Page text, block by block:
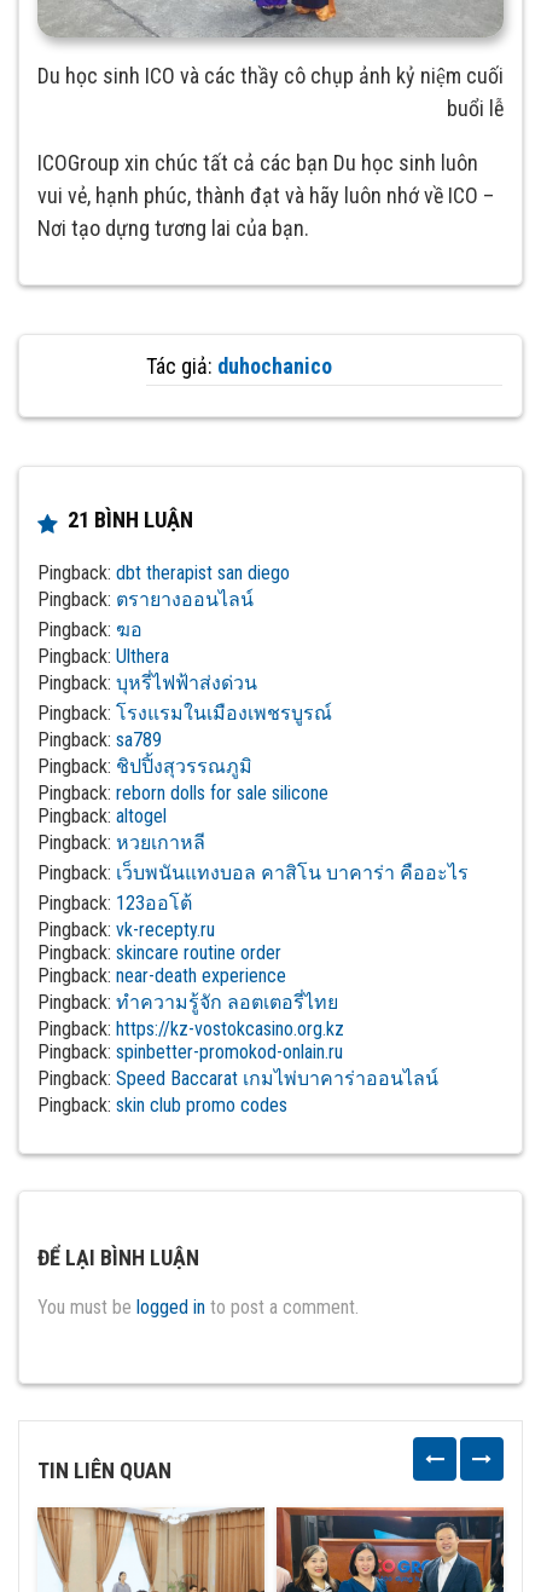
Du học sinh ICO và các thầy cô chụp ảnh kỷ niệm cuối
buổi lễ
ICOGroup xin chúc tất cả các bạn Du học sinh luôn
vui vẻ, hạnh phúc, thành đạt và hãy luôn nhớ về ICO –
Nơi tạo dựng tương lai của bạn.
Tác giả: duhochanico
21 BÌNH LUẬN
Pingback: dbt therapist san diego
Pingback: ตรายางออนไลน์
Pingback: ฆอ
Pingback: Ulthera
Pingback: บุหรี่ไฟฟ้าส่งด่วน
Pingback: โรงแรมในเมืองเพชรบูรณ์
Pingback: sa789
Pingback: ชิปปิ้งสุวรรณภูมิ
Pingback: reborn dolls for sale silicone
Pingback: altogel
Pingback: หวยเกาหลี
Pingback: เว็บพนันแทงบอล คาสิโน บาคาร่า คืออะไร
Pingback: 123ออโต้
Pingback: vk-recepty.ru
Pingback: skincare routine order
Pingback: near-death experience
Pingback: ทำความรู้จัก ลอตเตอรี่ไทย
Pingback: https://kz-vostokcasino.org.kz
Pingback: spinbetter-promokod-onlain.ru
Pingback: Speed Baccarat เกมไพ่บาคาร่าออนไลน์
Pingback: skin club promo codes
ĐỂ LẠI BÌNH LUẬN
You must be logged in to post a comment.
TIN LIÊN QUAN